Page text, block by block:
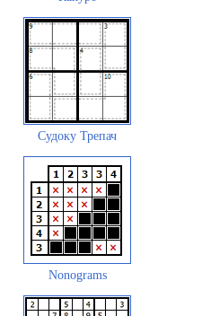
Судоку Трепач
Nonograms